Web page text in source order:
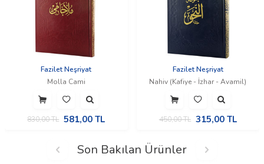
Fazilet Neşriyat
Molla Cami
830,00TL 581,00 TL
Fazilet Neşriyat
Nahiv (Kafiye - İzhar - Avamil)
450,00TL 315,00TL
Son Bakılan Ürünler